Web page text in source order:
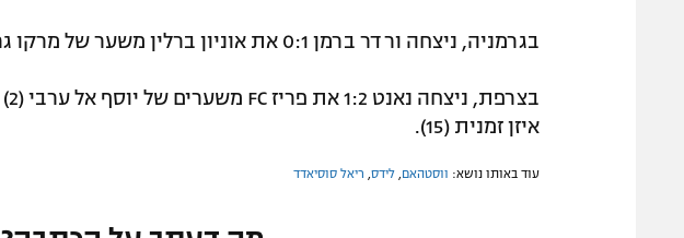
בגרמניה, ניצחה ורדר ברמן 0:1 את אוניון ברלין משער של מרקו גרול (72).
איזן זמנית (15).
עוד באותו נושא: ווסטהאם לידס ריאל סוסיאדד